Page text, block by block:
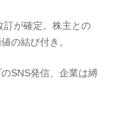
訂が確定。株主との
の結び付き。
SNS発信、企業は縛